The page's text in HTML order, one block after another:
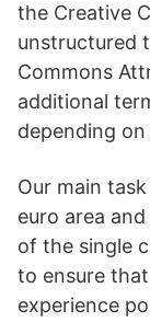
the Creative
unstructured
Commons
additional
depending
Our main
euro area
of the single
to ensure
experience